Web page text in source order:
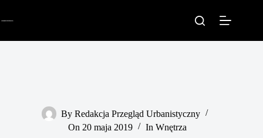
By Redakcja Przegląd Urbanistyczny
On 20 maja 2019 In Wnętrza